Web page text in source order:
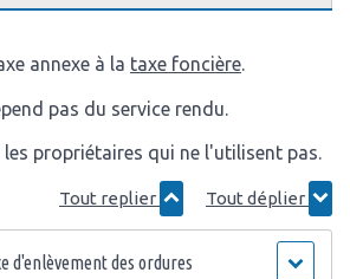
annexe à la taxe foncière.
pas du service rendu.
les propriétaires qui ne l'utilisent pas.
Tout replier Tout déplier
d'enlèvement des ordures